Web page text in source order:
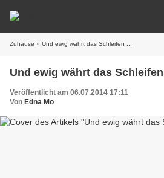
Zuhause » Und ewig währt das Schleifen ...
Und ewig währt das
Veröffentlicht am 06.07.2014 17:11
Von Edna Mo